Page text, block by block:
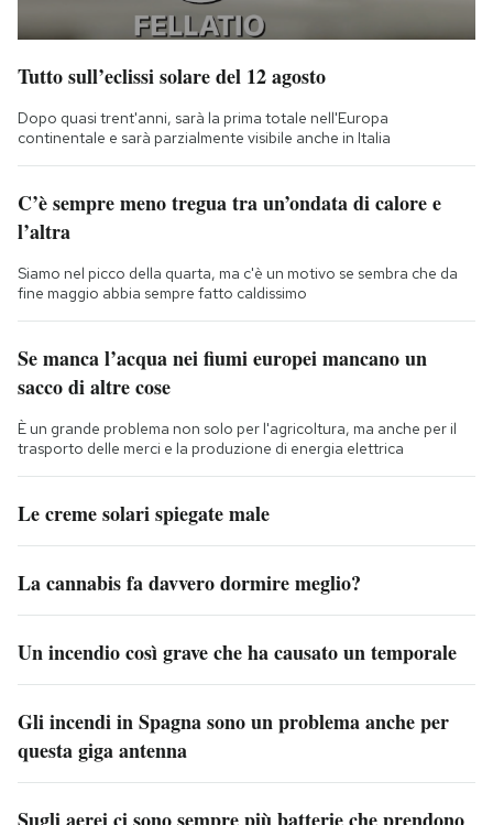
Tutto sull’eclissi solare del 12 agosto
Dopo quasi trent'anni, sarà la prima totale nell'Europa
continentale e sarà parzialmente visibile anche in Italia
C’è sempre meno tregua tra un’ondata di calore e
l’altra
Siamo nel picco della quarta, ma c'è un motivo se sembra che da
fine maggio abbia sempre fatto caldissimo
Se manca l’acqua nei fiumi europei mancano un
sacco di altre cose
È un grande problema non solo per l'agricoltura, ma anche per il
trasporto delle merci e la produzione di energia elettrica
Le creme solari spiegate male
La cannabis fa davvero dormire meglio?
Un incendio così grave che ha causato un temporale
Gli incendi in Spagna sono un problema anche per
questa giga antenna